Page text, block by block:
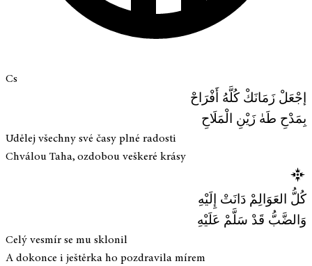
Cs
إجْعَلْ زَمَانَكْ كُلَّهُ أَفْرَاحْ
بِمَدْحِ طَهٰ زَيْنِ الْمَلَاحِ
Udělej všechny své časy plné radosti
Chválou Taha, ozdobou veškeré krásy
كُلُّ العَوَالِمْ دَانَتْ إِلَيْهِ
وَالضَّبُّ قَدْ سَلَّمْ عَلَيْهِ
Celý vesmír se mu sklonil
A dokonce i ještěrka ho pozdravila mírem